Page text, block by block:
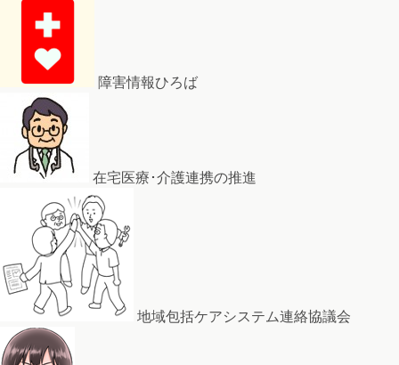
障害情報ひろば
在宅医療･介護連携の推進
地域包括ケアシステム連絡協議会